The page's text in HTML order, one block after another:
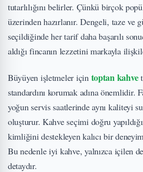
tutarlılığını belirler. Çünkü birçok
üzerinden hazırlanır. Dengeli, taze ve
seçildiğinde her tarif daha başarılı
aldığı fincanın lezzetini markayla
Büyüyen işletmeler için toptan kahve
standardını korumak adına önemlidir.
yoğun servis saatlerinde aynı kaliteyi
oluşturur. Kahve seçimi doğru
kimliğini destekleyen kalıcı bir
Bu nedenle iyi kahve, yalnızca içilen
detaydır.